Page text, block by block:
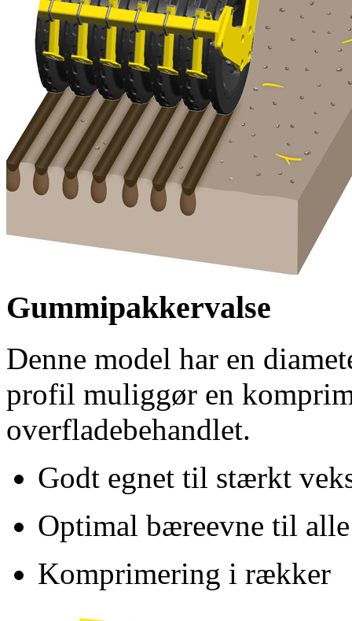
Gummipakkervalse
Denne model har en
profil muliggør en
overfladebehandlet.
Godt egnet til stærkt
Optimal bæreevne til
Komprimering i rækker